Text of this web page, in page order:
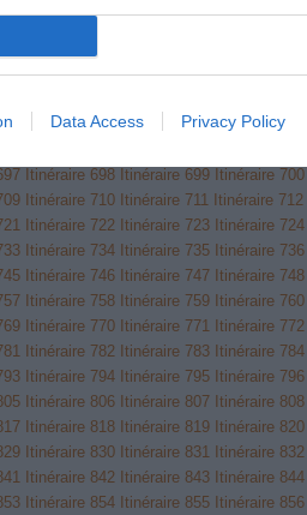
Data Access Privacy Policy
Itinéraire 626
Itinéraire 650 Itinéraire 651 Itinéraire 652
Itinéraire 674 Itinéraire 675 Itinéraire 676
Itinéraire 698 Itinéraire 699 Itinéraire 700
Itinéraire 710 Itinéraire 711 Itinéraire 712
Itinéraire 722 Itinéraire 723 Itinéraire 724
Itinéraire 734 Itinéraire 735 Itinéraire 736
Itinéraire 746 Itinéraire 747 Itinéraire 748
Itinéraire 758 Itinéraire 759 Itinéraire 760
Itinéraire 770 Itinéraire 771 Itinéraire 772
Itinéraire 782 Itinéraire 783 Itinéraire 784
Itinéraire 794 Itinéraire 795 Itinéraire 796
Itinéraire 806 Itinéraire 807 Itinéraire 808
Itinéraire 818 Itinéraire 819 Itinéraire 820
Itinéraire 830 Itinéraire 831 Itinéraire 832
Itinéraire 842 Itinéraire 843 Itinéraire 844
Itinéraire 854 Itinéraire 855 Itinéraire 856